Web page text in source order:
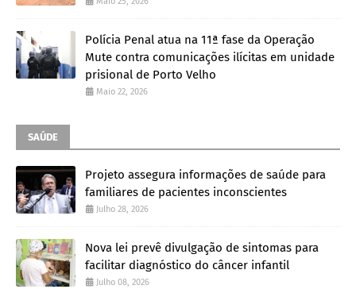
Polícia Penal atua na 11ª fase da Operação
Mute contra comunicações ilícitas em unidade
prisional de Porto Velho
Maio 22, 2026
SAÚDE
Projeto assegura informações de saúde para
familiares de pacientes inconscientes
Julho 28, 2026
Nova lei prevê divulgação de sintomas para
facilitar diagnóstico do câncer infantil
Julho 08, 2026